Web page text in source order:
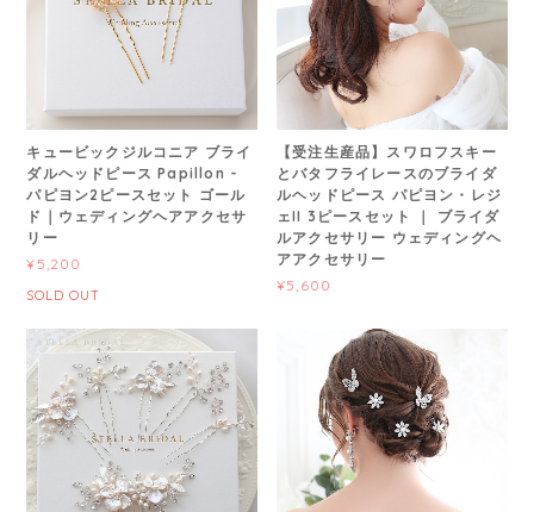
キュービックジルコニア ブライ
ダルヘッドピース Papillon -
パピヨン2ピースセット ゴール
ド｜ウェディングヘアアクセサ
リー
¥5,200
SOLD OUT
【受注生産品】スワロフスキー
とバタフライレースのブライダ
ルヘッドピース パピヨン・レジ
ェII 3ピースセット ｜ ブライダ
ルアクセサリー ウェディングヘ
アアクセサリー
¥5,600